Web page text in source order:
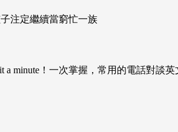
注定繼續當窮忙一族
a minute！一次掌握，常用的電話對談英